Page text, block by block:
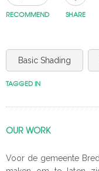
RECOMMEND SHARE
Basic Shading
TAGGED IN
OUR WORK
Voor de gemeente